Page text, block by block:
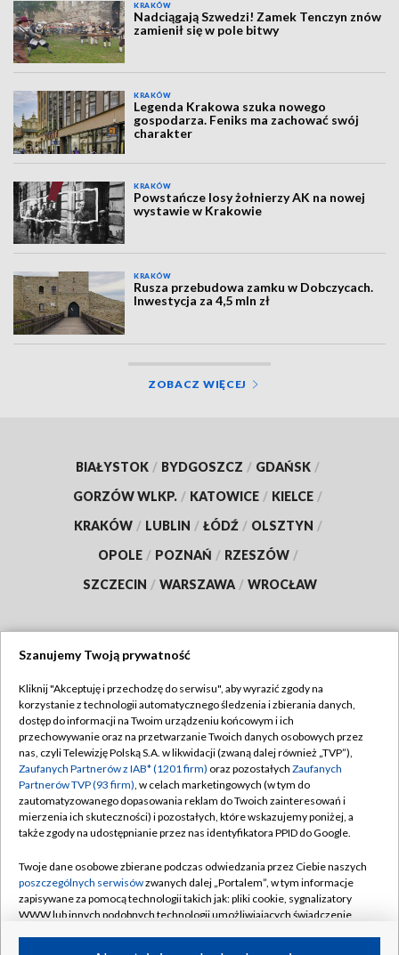
KRAKÓW
Nadciągają Szwedzi! Zamek Tenczyn znów
zamienił się w pole bitwy
KRAKÓW
Legenda Krakowa szuka nowego
gospodarza. Feniks ma zachować swój
charakter
KRAKÓW
Powstańcze losy żołnierzy AK na nowej
wystawie w Krakowie
KRAKÓW
Rusza przebudowa zamku w Dobczycach.
Inwestycja za 4,5 mln zł
ZOBACZ WIĘCEJ
BIAŁYSTOK / BYDGOSZCZ / GDAŃSK /
GORZÓW WLKP. / KATOWICE / KIELCE /
KRAKÓW / LUBLIN / ŁÓDŹ / OLSZTYN /
OPOLE / POZNAŃ / RZESZÓW /
SZCZECIN / WARSZAWA / WROCŁAW
TVP
Abonament TVP
Emisja w TVP
Centrum informacji TVP
Naziemna Telewizja Cyfrowa
Rada Programowa
System NOS
Informacje o nadawcy
Regulamin TVP
Polityka prywatności
Moje zgody
Pomoc
Kontakt
Kanały
Szanujemy Twoją prywatność
Kliknij "Akceptuję i przechodzę do serwisu", aby wyrazić zgody na
korzystanie z technologii automatycznego śledzenia i zbierania danych,
dostęp do informacji na Twoim urządzeniu końcowym i ich
przechowywanie oraz na przetwarzanie Twoich danych osobowych przez
nas, czyli Telewizję Polską S.A. w likwidacji (zwaną dalej również „TVP”),
Zaufanych Partnerów z IAB* (1201 firm) oraz pozostałych Zaufanych
Partnerów TVP (93 firm), w celach marketingowych (w tym do
zautomatyzowanego dopasowania reklam do Twoich zainteresowań i
mierzenia ich skuteczności) i pozostałych, które wskazujemy poniżej, a
także zgody na udostępnianie przez nas identyfikatora PPID do Google.
Twoje dane osobowe zbierane podczas odwiedzania przez Ciebie naszych
poszczególnych serwisówzwanych dalej „Portalem”, w tym informacje
zapisywane za pomocą technologii takich jak: pliki cookie, sygnalizatory
WWW lub innych podobnych technologii umożliwiających świadczenie